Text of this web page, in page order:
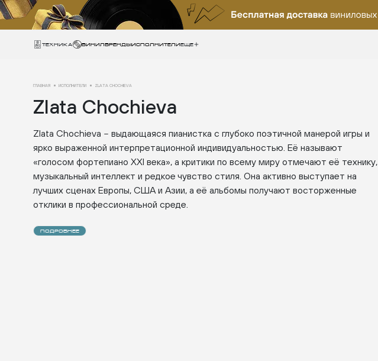
Техника ВИНИЛБРЕНДЫИСПОЛНИТЕЛИЕще
ГЛАВНАЯ ИСПОЛНИТЕЛИ ZLATA CHOCHIEVA
Zlata Chochieva
Zlata Chochieva – выдающаяся пианистка с глубоко поэтичной манерой игры и
ярко выраженной интерпретационной индивидуальностью. Её называют
«голосом фортепиано XXI века», а критики по всему миру отмечают её технику,
музыкальный интеллект и редкое чувство стиля. Она активно выступает на
лучших сценах Европы, США и Азии, а её альбомы получают восторженные
отклики в профессиональной среде.
ПОДРОБНЕЕ